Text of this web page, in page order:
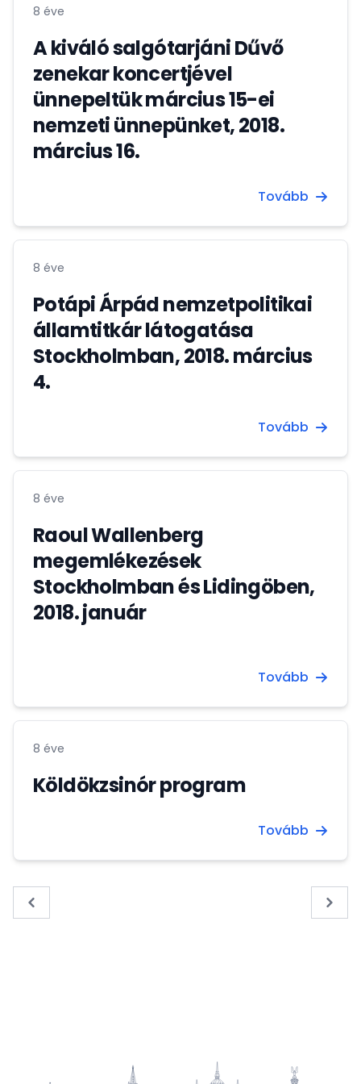
másik két díjazottal (a svédek népszerű
énekesnőjével és korábbi...
8 éve
A kiváló salgótarjáni Dűvő
zenekar koncertjével
ünnepeltük március 15-ei
nemzeti ünnepünket, 2018.
március 16.
Tovább
8 éve
Potápi Árpád nemzetpolitikai
államtitkár látogatása
Stockholmban, 2018. március
4.
Tovább
8 éve
Raoul Wallenberg
megemlékezések
Stockholmban és Lidingöben,
2018. január
Tovább
8 éve
Köldökzsinór program
Tovább
« Previous Next